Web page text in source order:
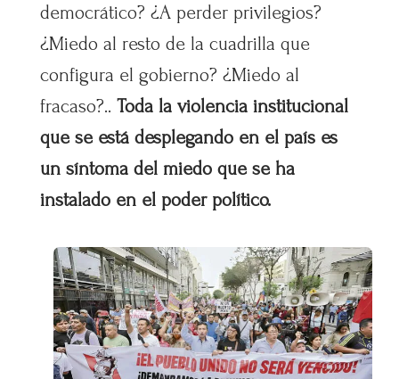
democrático? ¿A perder privilegios?
¿Miedo al resto de la cuadrilla que
configura el gobierno? ¿Miedo al
fracaso?.. Toda la violencia institucional
que se está desplegando en el país es
un síntoma del miedo que se ha
instalado en el poder político.